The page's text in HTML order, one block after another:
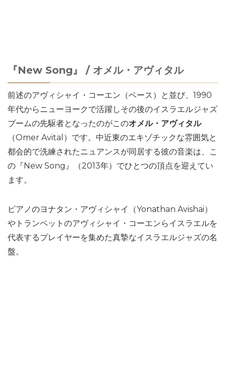
『New Song』 / オメル・アヴィタル
前述のアヴィシャイ・コーエン（ベース）と並び、1990
年代からニューヨークで活躍しその後のイスラエルジャズ
ブームの先駆者となったのがこのオメル・アヴィタル
（Omer Avital）です。中近東のエキゾチックな雰囲気と
都会的で洗練されたニュアンスが同居する彼の音楽は、こ
の『New Song』（2013年）でひとつの頂点を迎えてい
ます。
ピアノのヨナタン・アヴィシャイ（Yonathan Avishai）
やトランペットのアヴィシャイ・コーエンらイスラエルを
代表するプレイヤーを集めた真摯なイスラエルジャズの名
盤。